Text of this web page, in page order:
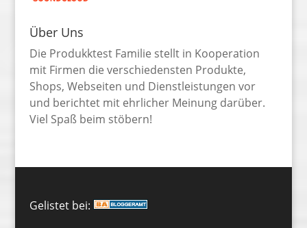
Über Uns
Die Produkktest Familie stellt in Kooperation
mit Firmen die verschiedensten Produkte,
Shops, Webseiten und Dienstleistungen vor
und berichtet mit ehrlicher Meinung darüber.
Viel Spaß beim stöbern!
Gelistet bei: